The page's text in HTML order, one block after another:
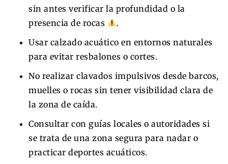
sin antes verificar la profundidad o la
presencia de rocas
.
Usar calzado acuático en entornos naturales
para evitar resbalones o cortes.
No realizar clavados impulsivos desde barcos,
muelles o rocas sin tener visibilidad clara de
la zona de caída.
Consultar con guías locales o autoridades si
se trata de una zona segura para nadar o
practicar deportes acuáticos.